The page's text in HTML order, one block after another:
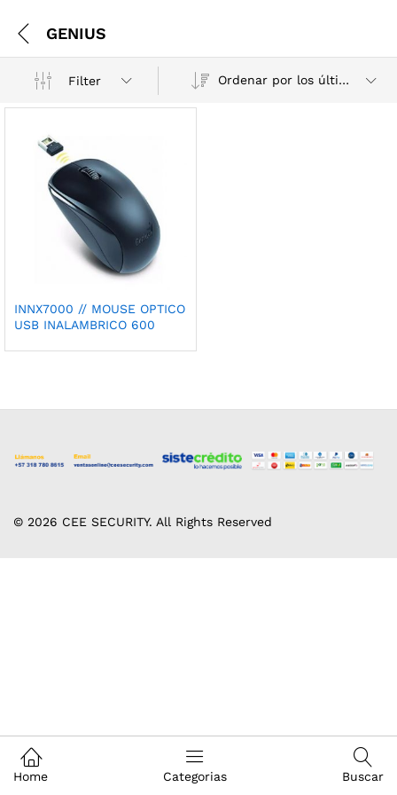
GENIUS
Filter Ordenar por los últimos
INNX7000 // MOUSE OPTICO
USB INALAMBRICO 600
© 2026 CEE SECURITY. All Rights Reserved
Home Categorias Buscar